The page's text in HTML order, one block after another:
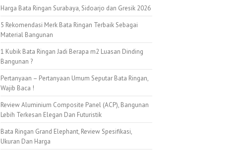
Harga Bata Ringan Surabaya, Sidoarjo dan Gresik 2026
5 Rekomendasi Merk Bata Ringan Terbaik Sebagai
Material Bangunan
1 Kubik Bata Ringan Jadi Berapa m2 Luasan Dinding
Bangunan ?
Pertanyaan – Pertanyaan Umum Seputar Bata Ringan,
Wajib Baca !
Review Aluminium Composite Panel (ACP), Bangunan
Lebih Terkesan Elegan Dan Futuristik
Bata Ringan Grand Elephant, Review Spesifikasi,
Ukuran Dan Harga